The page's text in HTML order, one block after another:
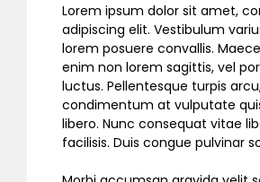
Lorem ipsum dolor sit amet,
adipiscing elit. Vestibulum
lorem posuere convallis.
enim non lorem sagittis, vel
luctus. Pellentesque turpis
condimentum at vulputate
libero. Nunc consequat vitae
facilisis. Duis congue pulvinar